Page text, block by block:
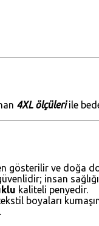
4XL ölçüleriile
gösterilir ve doğa
insan
kaliteli penyedir.
boyaları